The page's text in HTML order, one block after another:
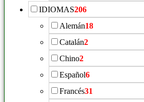
IDIOMAS206
Alemán18
Catalán2
Chino2
Español6
Francés31